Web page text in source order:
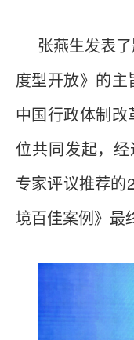
张燕生发表
度型开放》的主
中国行政体制
位共同发起，
专家评议推荐的
境百佳案例》最